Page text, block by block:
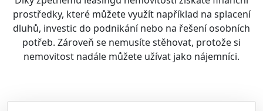
prostředky, které můžete využít například na splacení
dluhů, investic do podnikání nebo na řešení osobních
potřeb. Zároveň se nemusíte stěhovat, protože si
nemovitost nadále můžete užívat jako nájemníci.